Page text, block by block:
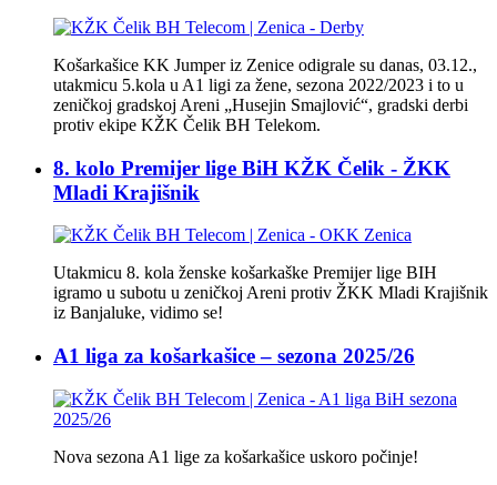
Košarkašice KK Jumper iz Zenice odigrale su danas, 03.12.,
utakmicu 5.kola u A1 ligi za žene, sezona 2022/2023 i to u
zeničkoj gradskoj Areni „Husejin Smajlović“, gradski derbi
protiv ekipe KŽK Čelik BH Telekom.
8. kolo Premijer lige BiH KŽK Čelik - ŽKK
Mladi Krajišnik
Utakmicu 8. kola ženske košarkaške Premijer lige BIH
igramo u subotu u zeničkoj Areni protiv ŽKK Mladi Krajišnik
iz Banjaluke, vidimo se!
A1 liga za košarkašice – sezona 2025/26
Nova sezona A1 lige za košarkašice uskoro počinje!